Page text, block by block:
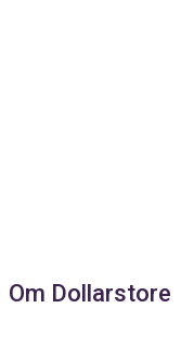
Om Dollarstore